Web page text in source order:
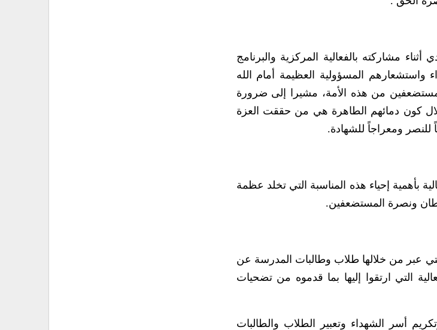
مشاركته بالفعالية المركزية والبرنامج
واستشعارهم المسؤولية العظيمة أمام الله
من هذه الأمة، مشيرا إلى ضرورة
كون دمائهم الطاهرة هي من حققت العزة
ومعراجاً للشهادة.
بأهمية إحياء هذه المناسبة التي تخلد عظمة
ونصرة المستضعفين.
عبر من خلالها طلاب وطالبات المدرسة عن
التي ارتقوا إليها بما قدموه من تضحيات
أسر الشهداء وتعبير الطلاب والطالبات